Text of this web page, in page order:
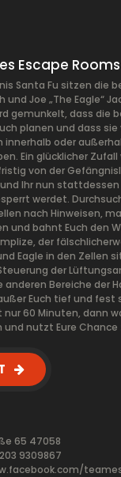
Escape Rooms
Santa Fu sitzen die
und Joe „The Eagle“
gemunkelt, dass die
planen und dass
innerhalb oder
Ein glücklicher Zufall
von der
Ihr nun stattdessen
werdet.
nach Hinweisen,
und bahnt Euch den
der
Eagle in den Zellen
der
anderen Bereiche der
Euch tief und fest
nur 60 Minuten, dann
und nutzt Eure
65 47058
9309867